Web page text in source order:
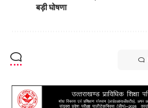
बड़ी घोषणा